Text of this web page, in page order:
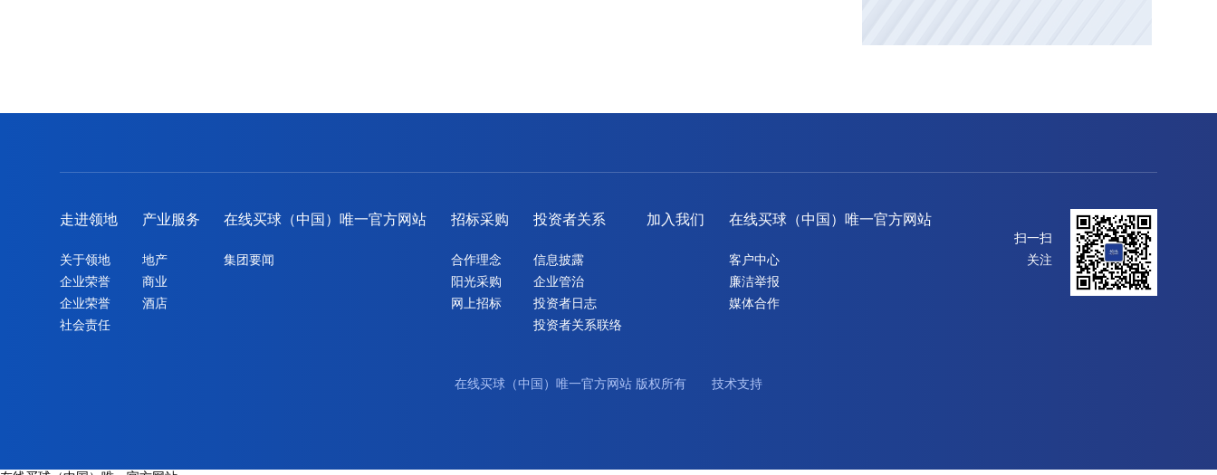
走进领地
关于领地
企业荣誉
企业荣誉
社会责任
产业服务
地产
商业
酒店
在线买球（中国）唯一官方网站
集团要闻
招标采购
合作理念
阳光采购
网上招标
投资者关系
信息披露
企业管治
投资者日志
投资者关系联络
加入我们 在线买球（中国）唯一官方网站
客户中心
廉洁举报
媒体合作
扫一扫
关注
在线买球（中国）唯一官方网站 版权所有 技术支持